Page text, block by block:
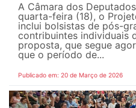
A Câmara dos
quarta-feira (18), o
inclui bolsistas de pós-
contribuintes individuais
proposta, que segue
que o período de...
Publicado em: 20 de Março de 2026